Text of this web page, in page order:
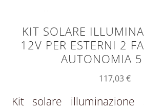
KIT SOLARE
12V PER ESTERNI 2
AUTONOMIA 5
117,03€
Kit solare